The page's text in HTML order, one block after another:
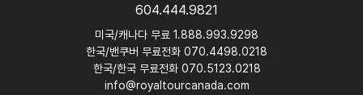
604.444.9821
미국/캐나다 무료 1.888.993.9298
한국/밴쿠버 무료전화 070.4498.0218
한국/한국 무료전화 070.5123.0218
info@royaltourcanada.com